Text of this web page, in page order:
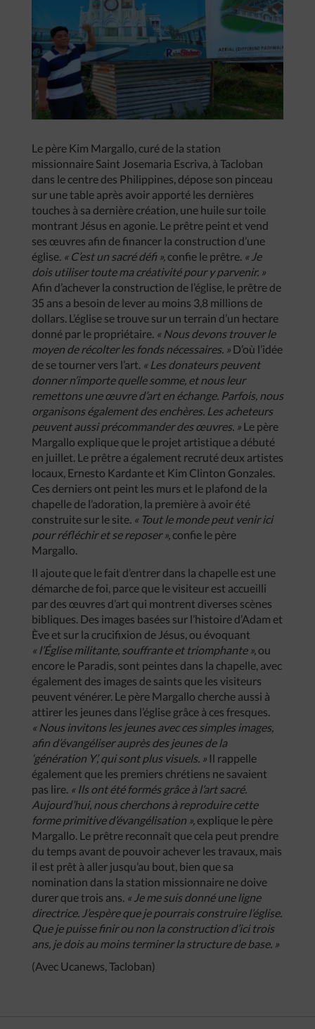
Le père Kim Margallo, curé de la station
missionnaire Saint Josemaria Escriva, à Tacloban
dans le centre des Philippines, dépose son pinceau
sur une table après avoir apporté les dernières
touches à sa dernière création, une huile sur toile
montrant Jésus en agonie. Le prêtre peint et vend
ses œuvres afin de financer la construction d’une
église. « C’est un sacré défi », confie le prêtre. « Je
dois utiliser toute ma créativité pour y parvenir. »
Afin d’achever la construction de l’église, le prêtre de
35 ans a besoin de lever au moins 3,8 millions de
dollars. L’église se trouve sur un terrain d’un hectare
donné par le propriétaire. « Nous devons trouver le
moyen de récolter les fonds nécessaires. » D’où l’idée
de se tourner vers l’art. « Les donateurs peuvent
donner n’importe quelle somme, et nous leur
remettons une œuvre d’art en échange. Parfois, nous
organisons également des enchères. Les acheteurs
peuvent aussi précommander des œuvres. » Le père
Margallo explique que le projet artistique a débuté
en juillet. Le prêtre a également recruté deux artistes
locaux, Ernesto Kardante et Kim Clinton Gonzales.
Ces derniers ont peint les murs et le plafond de la
chapelle de l’adoration, la première à avoir été
construite sur le site. « Tout le monde peut venir ici
pour réfléchir et se reposer », confie le père
Margallo.
Il ajoute que le fait d’entrer dans la chapelle est une
démarche de foi, parce que le visiteur est accueilli
par des œuvres d’art qui montrent diverses scènes
bibliques. Des images basées sur l’histoire d’Adam et
Ève et sur la crucifixion de Jésus, ou évoquant
« l’Église militante, souffrante et triomphante », ou
encore le Paradis, sont peintes dans la chapelle, avec
également des images de saints que les visiteurs
peuvent vénérer. Le père Margallo cherche aussi à
attirer les jeunes dans l’église grâce à ces fresques.
« Nous invitons les jeunes avec ces simples images,
afin d’évangéliser auprès des jeunes de la
‘génération Y’, qui sont plus visuels. » Il rappelle
également que les premiers chrétiens ne savaient
pas lire. « Ils ont été formés grâce à l’art sacré.
Aujourd’hui, nous cherchons à reproduire cette
forme primitive d’évangélisation », explique le père
Margallo. Le prêtre reconnaît que cela peut prendre
du temps avant de pouvoir achever les travaux, mais
il est prêt à aller jusqu’au bout, bien que sa
nomination dans la station missionnaire ne doive
durer que trois ans. « Je me suis donné une ligne
directrice. J’espère que je pourrais construire l’église.
Que je puisse finir ou non la construction d’ici trois
ans, je dois au moins terminer la structure de base. »
(Avec Ucanews, Tacloban)